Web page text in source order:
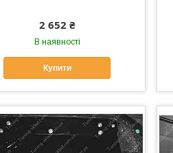
2 652 ₴
В наявності
Купити